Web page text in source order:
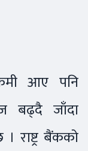
आए पनि
बढ्दै जाँदा
राष्ट्र बैंकको